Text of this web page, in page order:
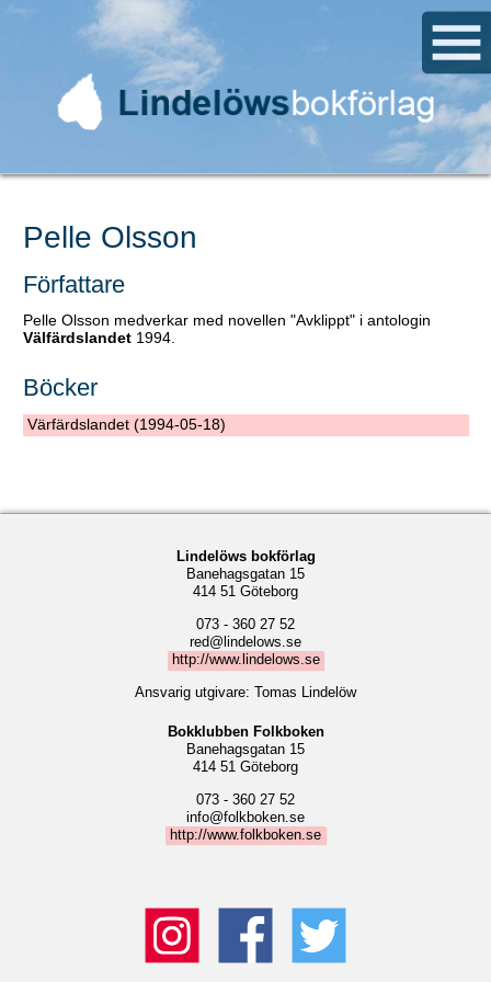
Pelle Olsson
Författare
Pelle Olsson medverkar med novellen "Avklippt" i antologin
Välfärdslandet 1994.
Böcker
Värfärdslandet (1994-05-18)
Lindelöws bokförlag
Banehagsgatan 15
414 51 Göteborg
073 - 360 27 52
red@lindelows.se
http://www.lindelows.se
Ansvarig utgivare: Tomas Lindelöw
Bokklubben Folkboken
Banehagsgatan 15
414 51 Göteborg
073 - 360 27 52
info@folkboken.se
http://www.folkboken.se